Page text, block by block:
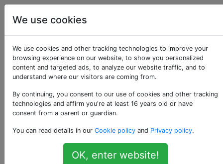
La
photographie
Existe-t-il un outil
pour vérifier
l'intégrité des fichiers
d'une série d'images?
We use cookies
We use cookies and other tracking technologies to improve your
browsing experience on our website, to show you personalized
content and targeted ads, to analyze our website traffic, and to
understand where our visitors are coming from.
By continuing, you consent to our use of cookies and other tracking
technologies and affirm you're at least 16 years old or have
consent from a parent or guardian.
You can read details in our Cookie policy and Privacy policy.
OK, enter website!